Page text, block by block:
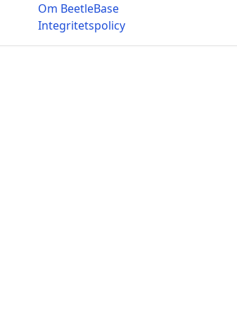
Om BeetleBase
Integritetspolicy